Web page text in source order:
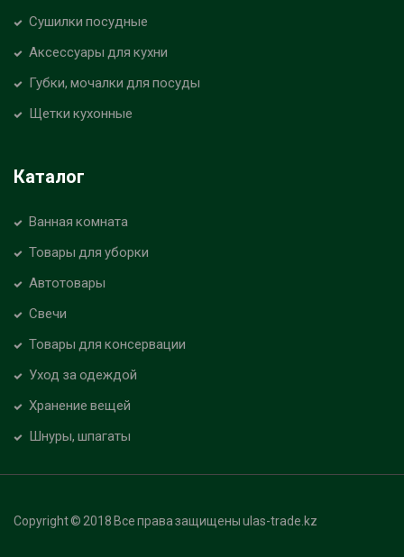
Сушилки посудные
Аксессуары для кухни
Губки, мочалки для посуды
Щетки кухонные
Каталог
Ванная комната
Товары для уборки
Автотовары
Свечи
Товары для консервации
Уход за одеждой
Хранение вещей
Шнуры, шпагаты
Copyright © 2018 Все права защищены ulas-trade.kz